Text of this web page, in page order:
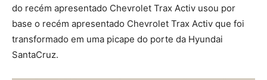
do recém apresentado Chevrolet Trax Activ usou por
base o recém apresentado Chevrolet Trax Activ que foi
transformado em uma picape do porte da Hyundai
SantaCruz.